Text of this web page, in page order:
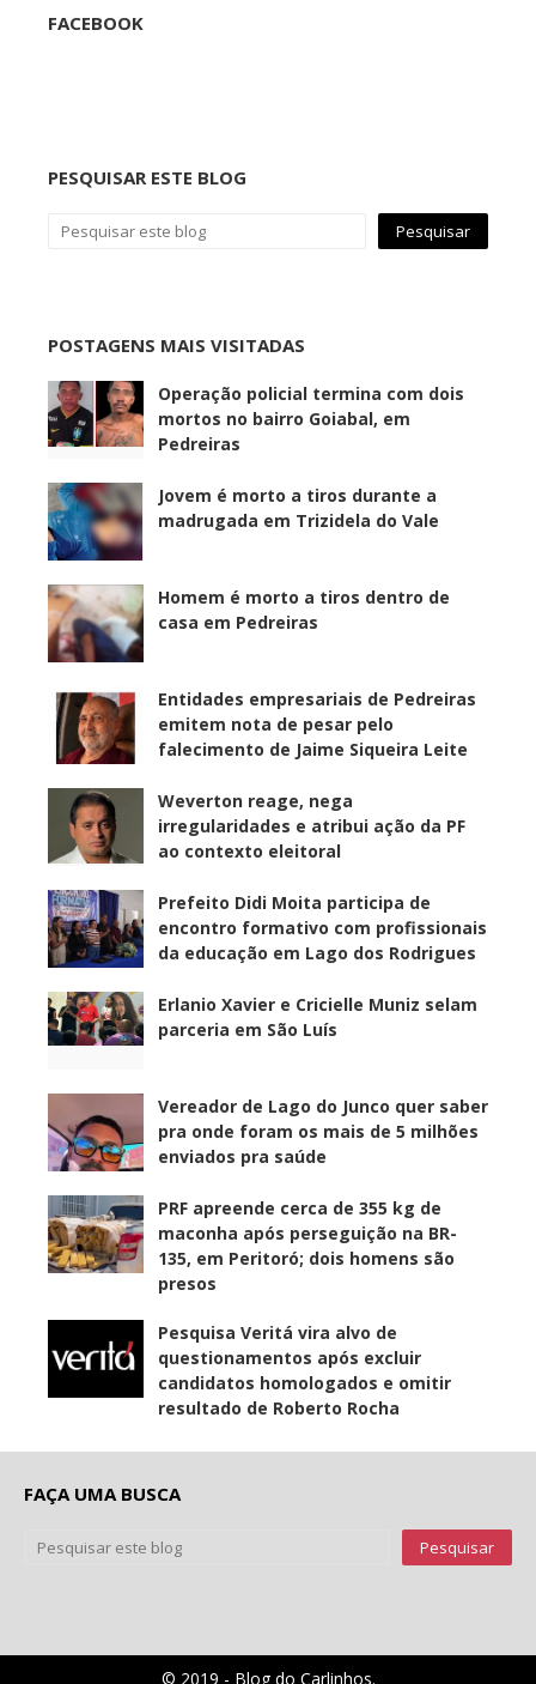
FACEBOOK
PESQUISAR ESTE BLOG
POSTAGENS MAIS VISITADAS
Operação policial termina com dois
mortos no bairro Goiabal, em
Pedreiras
Jovem é morto a tiros durante a
madrugada em Trizidela do Vale
Homem é morto a tiros dentro de
casa em Pedreiras
Entidades empresariais de Pedreiras
emitem nota de pesar pelo
falecimento de Jaime Siqueira Leite
Weverton reage, nega
irregularidades e atribui ação da PF
ao contexto eleitoral
Prefeito Didi Moita participa de
encontro formativo com profissionais
da educação em Lago dos Rodrigues
Erlanio Xavier e Cricielle Muniz selam
parceria em São Luís
Vereador de Lago do Junco quer saber
pra onde foram os mais de 5 milhões
enviados pra saúde
PRF apreende cerca de 355 kg de
maconha após perseguição na BR-
135, em Peritoró; dois homens são
presos
Pesquisa Veritá vira alvo de
questionamentos após excluir
candidatos homologados e omitir
resultado de Roberto Rocha
FAÇA UMA BUSCA
© 2019 - Blog do Carlinhos.